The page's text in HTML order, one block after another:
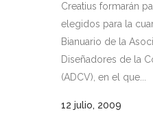
Creatius formarán
elegidos para la
Bianuario de la
Diseñadores de la
(ADCV), en el que...
12 julio, 2009